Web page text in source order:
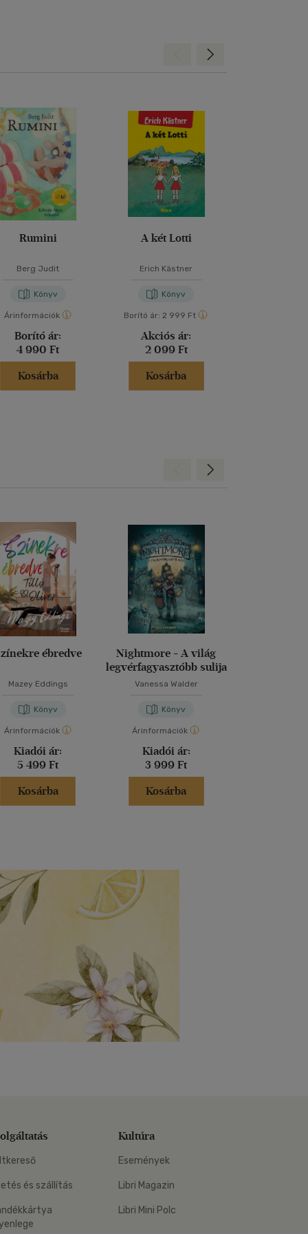
Rumini
Berg Judit
Könyv
Árinformációk
Borító ár:
4 990 Ft
Kosárba
A két Lotti
Erich Kästner
Könyv
Borító ár: 2 999 Ft
Akciós ár:
2 099 Ft
Kosárba
Előre
ébredve
Mazey Eddings
Könyv
Árinformációk
Kiadói ár:
5 499 Ft
Kosárba
Nightmore - A világ
legvérfagyasztóbb sulija
Vanessa Walder
Könyv
Árinformációk
Kiadói ár:
3 999 Ft
Kosárba
Előre
és szállítás
Kultúra
Események
Libri Magazin
Libri Mini Polc